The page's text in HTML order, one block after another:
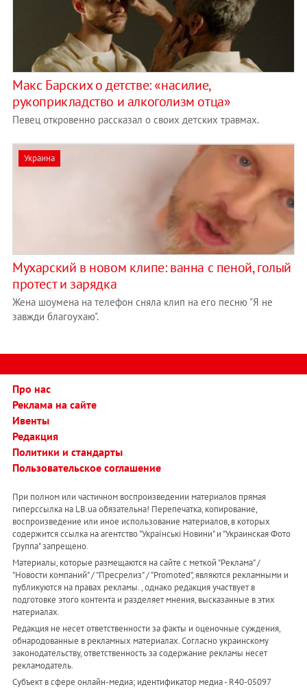
Макс Барских о детстве: «насилие,
рукоприкладство и алкоголизм отца»
Певец откровенно рассказал о своих детских травмах.
Украина
Мухарский в новом клипе: ванна с пеной, голый
протест и зарядка
Жена шоумена на телефон сняла клип на его песню "Я не
завжди благоухаю".
Про нас
Реклама на сайте
Ивенты
Редакция
Политики и стандарты
Пользовательское соглашение
При полном или частичном воспроизведении материалов прямая
гиперссылка на LB.ua обязательна! Перепечатка, копирование,
воспроизведение или иное использование материалов, в которых
содержится ссылка на агентство "Українськi Новини" и "Украинская Фото
Группа" запрещено.
Материалы, которые размещаются на сайте с меткой "Реклама" /
"Новости компаний" / "Пресрелиз" / "Promoted", являются рекламными и
публикуются на правах рекламы. , однако редакция участвует в
подготовке этого контента и разделяет мнения, высказанные в этих
материалах.
Редакция не несет ответственности за факты и оценочные суждения,
обнародованные в рекламных материалах. Согласно украинскому
законодательству, ответственность за содержание рекламы несет
рекламодатель.
Субъект в сфере онлайн-медиа; идентификатор медиа - R40-05097